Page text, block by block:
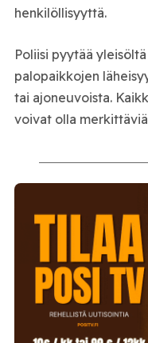
henkilöllisyyttä.
Poliisi pyytää
palopaikkojen
tai ajoneuvoista.
voivat olla